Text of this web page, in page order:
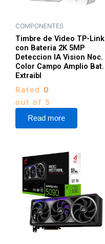
COMPONENTES
Timbre de Video TP-Link
con Bateria 2K 5MP
Deteccion IA Vision Noc.
Color Campo Amplio Bat.
Extraibl
Rated 0
out of 5
Read more